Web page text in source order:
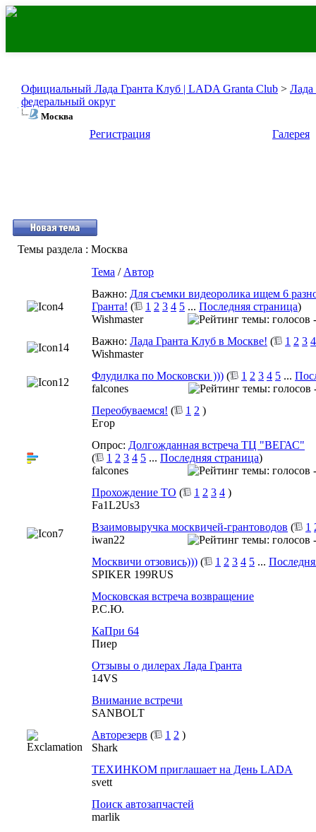
Официальный Лада Гранта Клуб | LADA Granta Club > Лада
федеральный округ
Москва
Регистрация Галерея
Темы раздела : Москва
Тема / Автор
Важно: Для съемки видеоролика ищем 6
Гранта! ( 1 2 3 4 5 ... Последняя страница)
Wishmaster
Важно: Лада Гранта Клуб в Москве! ( 1 2 3 4
Wishmaster
Флудилка по Московски ))) ( 1 2 3 4 5 ...
falcones
Переобуваемся! ( 1 2 )
Егор
Опрос: Долгожданная встреча ТЦ "ВЕГАС"
(
1 2 3 4 5 ... Последняя страница)
falcones
Прохождение ТО ( 1 2 3 4 )
Fa1L2Us3
Взаимовыручка москвичей-грантоводов ( 1
iwan22
Москвичи отзовись))) ( 1 2 3 4 5 ...
SPIKER 199RUS
Московская встреча возвращение
Р.С.Ю.
КаПри 64
Пиер
Отзывы о дилерах Лада Гранта
14VS
Внимание встречи
SANBOLT
Авторезерв ( 1 2 )
Shark
ТЕХИНКОМ приглашает на День LADA
svett
Поиск автозапчастей
marlik